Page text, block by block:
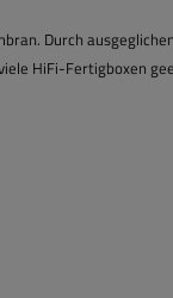
Durch
HiFi-Fertigboxen